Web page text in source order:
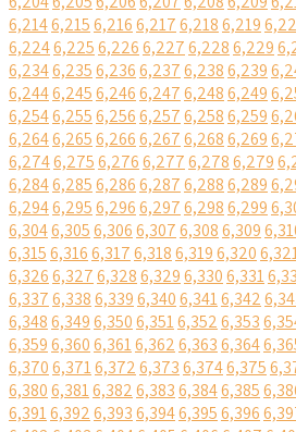
6,2146,2156,2166,2176,2186,219
6,2246,2256,2266,2276,2286,229
6,2346,2356,2366,2376,2386,239
6,2446,2456,2466,2476,2486,249
6,2546,2556,2566,2576,2586,259
6,2646,2656,2666,2676,2686,269
6,2746,2756,2766,2776,2786,279
6,2846,2856,2866,2876,2886,289
6,2946,2956,2966,2976,2986,299
6,3046,3056,3066,3076,3086,309
6,3156,3166,3176,3186,3196,320
6,3266,3276,3286,3296,3306,331
6,3376,3386,3396,3406,3416,342
6,3486,3496,3506,3516,3526,353
6,3596,3606,3616,3626,3636,364
6,3706,3716,3726,3736,3746,375
6,3806,3816,3826,3836,3846,385
6,3916,3926,3936,3946,3956,396